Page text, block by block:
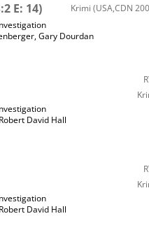
E: 14) Krimi (USA,CDN
,Gary Dourdan
Robert David Hall
Robert David Hall